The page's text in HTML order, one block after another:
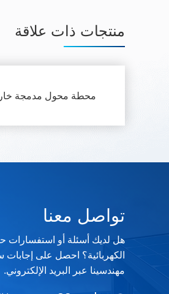
منتجات ذات علاقة
محطة محول مدمجة
تواصل معنا
هل لديك أسئلة أو استفسارات
الكهربائية؟ احصل على إجابات
مهندسينا عبر البريد الإلكتروني.